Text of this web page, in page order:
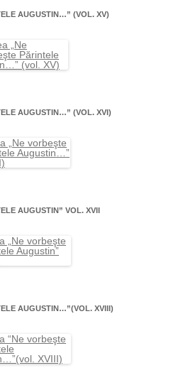
AUGUSTIN…” (VOL. XV)
AUGUSTIN…” (VOL. XVI)
AUGUSTIN” VOL. XVII
AUGUSTIN…”(VOL. XVIII)